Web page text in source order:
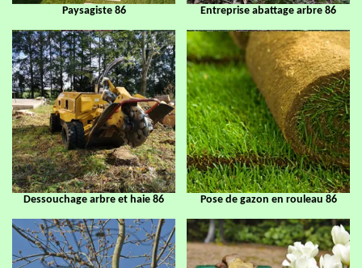
Paysagiste 86 Entreprise abattage arbre 86
Dessouchage arbre et haie 86 Pose de gazon en rouleau 86